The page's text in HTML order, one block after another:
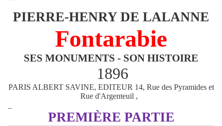
PIERRE-HENRY DE LALANNE
Fontarabie
SES MONUMENTS - SON HISTOIRE
1896
PARIS ALBERT SAVINE, EDITEUR 14, Rue des Pyramides et
Rue d'Argenteuil ,
PREMIÈRE PARTIE